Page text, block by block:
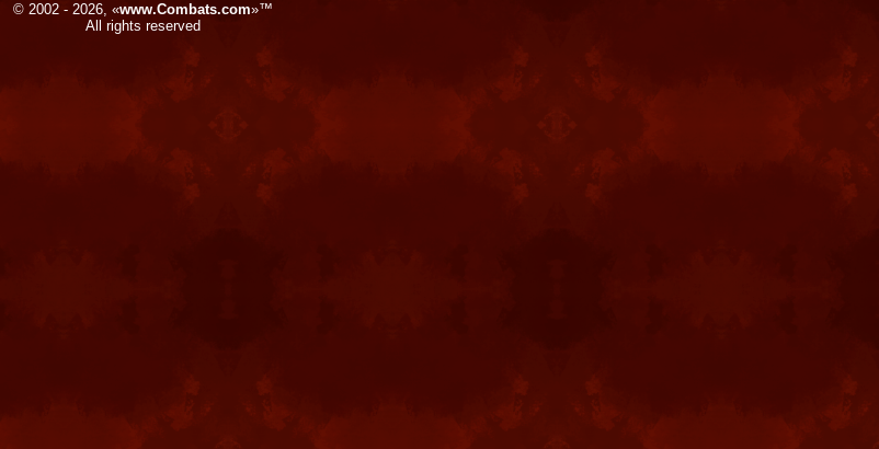
© 2002 - 2026, «www.Combats.com»™
All rights reserved